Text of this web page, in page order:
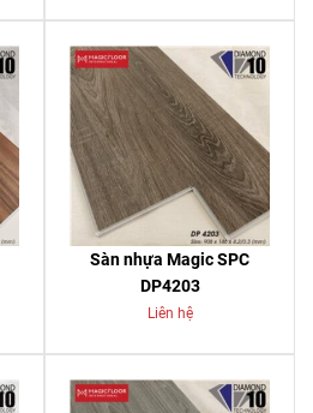
Sàn nhựa Magic SPC
DP4203
Liên hệ